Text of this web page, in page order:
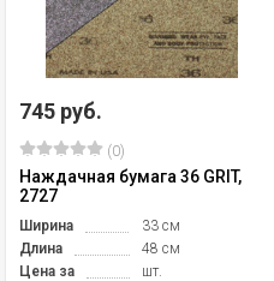
745 руб.
(0)
Наждачная бумага 36 GRIT,
2727
Ширина
33 см
Длина
48 см
Цена за
шт.